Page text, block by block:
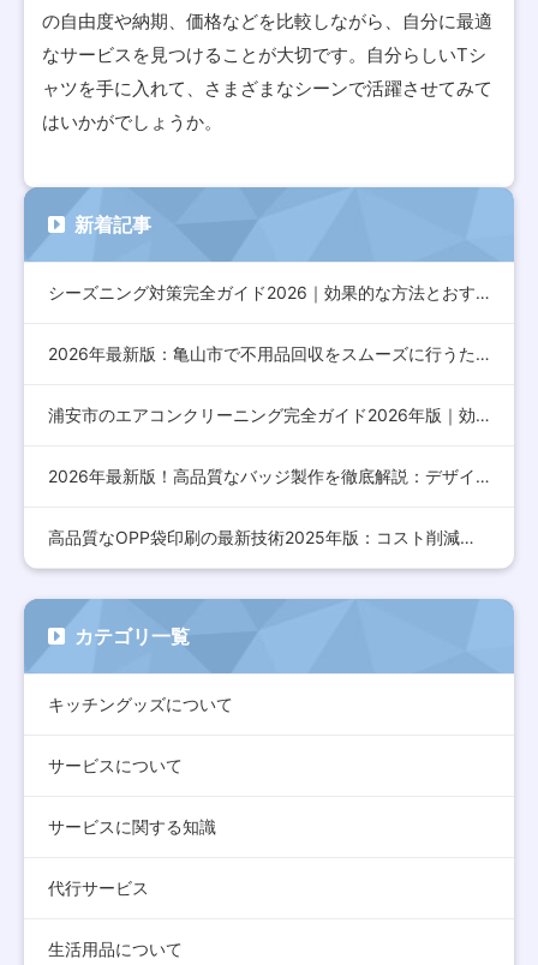
の自由度や納期、価格などを比較しながら、自分に最適
なサービスを見つけることが大切です。自分らしいTシ
ャツを手に入れて、さまざまなシーンで活躍させてみて
はいかがでしょうか。
新着記事
シーズニング対策完全ガイド2026｜効果的な方法とおすすめア…
2026年最新版：亀山市で不用品回収をスムーズに行うための完…
浦安市のエアコンクリーニング完全ガイド2026年版｜効果的な…
2026年最新版！高品質なバッジ製作を徹底解説：デザインから…
高品質なOPP袋印刷の最新技術2025年版：コスト削減とデザ…
カテゴリ一覧
キッチングッズについて
サービスについて
サービスに関する知識
代行サービス
生活用品について